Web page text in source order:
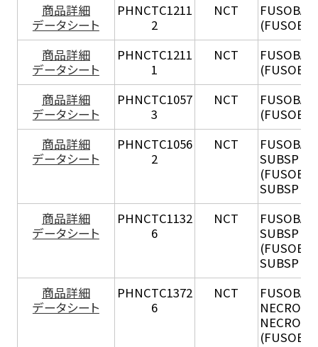
商品詳細
データシート
PHNCTC1211
2
NCT
商品詳細
データシート
PHNCTC1211
1
NCT
商品詳細
データシート
PHNCTC1057
3
NCT
商品詳細
データシート
PHNCTC1056
2
NCT
SUBSP
SUBSP
商品詳細
データシート
PHNCTC1132
6
NCT
SUBSP
SUBSP
商品詳細
データシート
PHNCTC1372
6
NCT